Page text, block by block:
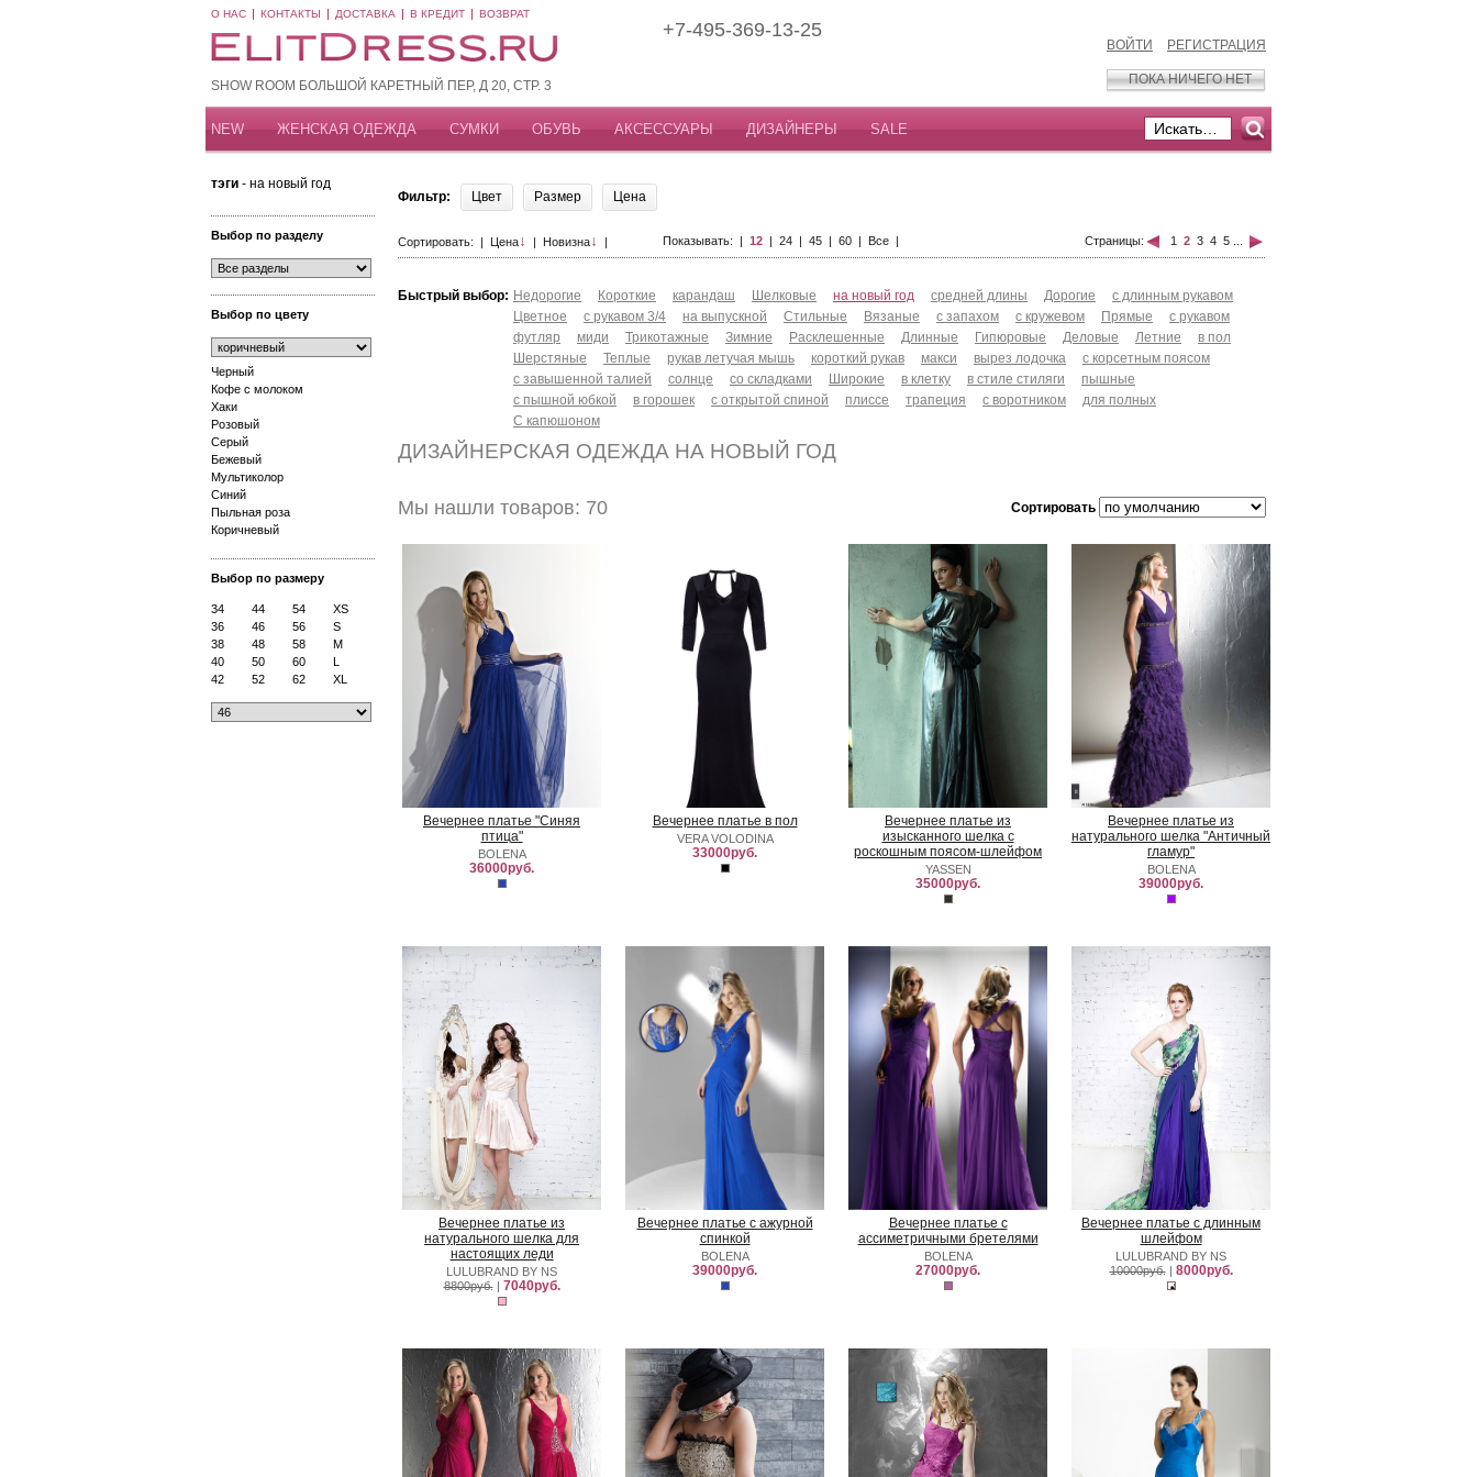
О НАС КОНТАКТЫ ДОСТАВКА В КРЕДИТ ВОЗВРАТ
SHOW ROOM БОЛЬШОЙ КАРЕТНЫЙ ПЕР, Д 20, СТР. 3
+7-495-369-13-25
ВОЙТИ РЕГИСТРАЦИЯ
ПОКА НИЧЕГО НЕТ
NEW ЖЕНСКАЯ ОДЕЖДА СУМКИ ОБУВЬ АКСЕССУАРЫ ДИЗАЙНЕРЫ SALE
тэги - на новый год
Выбор по разделу
Выбор по цвету
Черный
Кофе с молоком
Хаки
Розовый
Серый
Бежевый
Мультиколор
Синий
Пыльная роза
Коричневый
Выбор по размеру
34 44 54
XS
36
46 56
S
38
48 58
M
40
50 60
L
42
52 62 XL
Фильтр: Цвет Размер Цена
Сортировать: | Цена↓ | Новизна↓ | Показывать: | 12 | 24 | 45 | 60 | Все | Страницы: 1 2 3 4 5
Быстрый выбор: Недорогие Короткие карандаш Шелковые на новый год средней длины Дорогие
с длинным рукавом
Цветное
с рукавом 3/4 на выпускной Стильные Вязаные с запахом с кружевом Прямые
с рукавом
футляр
миди Трикотажные Зимние Расклешенные Длинные Гипюровые Деловые Летние
в пол
Шерстяные
Теплые рукав летучая мышь короткий рукав макси вырез лодочка
с корсетным поясом
с завышенной талией
солнце со складками Широкие в клетку в стиле стиляги
пышные
с пышной юбкой
в горошек с открытой спиной плиссе трапеция с воротником
для полных
С капюшоном
ДИЗАЙНЕРСКАЯ ОДЕЖДА НА НОВЫЙ ГОД
Мы нашли товаров: 70 Сортировать
Вечернее платье "Синяя
птица"
BOLENA
36000руб.
Вечернее платье в пол
VERA VOLODINA
33000руб.
Вечернее платье из
изысканного шелка с
роскошным поясом-шлейфом
YASSEN
35000руб.
Вечернее платье из
натурального шелка "Античный
гламур"
BOLENA
39000руб.
Вечернее платье из
натурального шелка для
настоящих леди
LULUBRAND BY NS
8800руб.| 7040руб.
Вечернее платье с ажурной
спинкой
BOLENA
39000руб.
Вечернее платье с
ассиметричными бретелями
BOLENA
27000руб.
Вечернее платье с длинным
шлейфом
LULUBRAND BY NS
10000руб.| 8000руб.